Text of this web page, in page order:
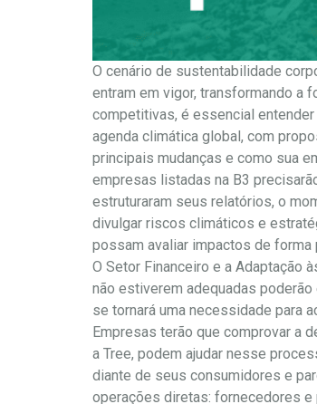
O cenário de sustentabilidade
entram em vigor, transformando a
competitivas, é essencial
agenda climática global, com
principais mudanças e como sua
empresas listadas na B3
estruturaram seus relatórios, o
divulgar riscos climáticos e
possam avaliar impactos de
O Setor Financeiro e a Adaptação
não estiverem adequadas
se tornará uma necessidade para
Empresas terão que comprovar a
a Tree, podem ajudar nesse
diante de seus consumidores e
operações diretas: fornecedores